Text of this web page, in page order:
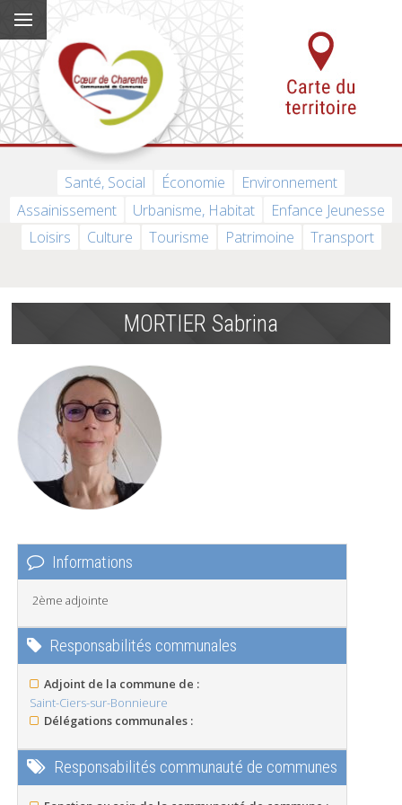
Santé, Social Économie
Environnement
Assainissement
Urbanisme, Habitat
Enfance Jeunesse
Loisirs
Culture Tourisme Patrimoine Transport
MORTIER Sabrina
Informations
2ème adjointe
Responsabilités communales
Adjoint de la commune de :
Saint-Ciers-sur-Bonnieure
Délégations communales :
Responsabilités communauté de communes